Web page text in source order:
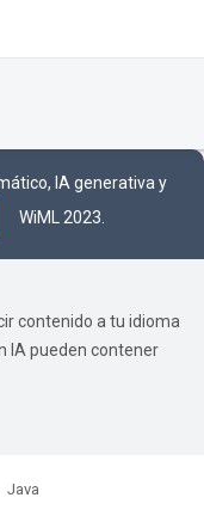
IA generativa y
WiML 2023.
contenido a tu idioma
IA pueden contener
Java